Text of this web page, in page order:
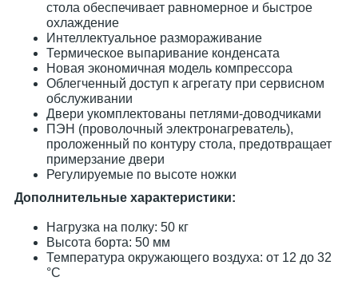
стола обеспечивает равномерное и быстрое
охлаждение
Интеллектуальное размораживание
Термическое выпаривание конденсата
Новая экономичная модель компрессора
Облегченный доступ к агрегату при сервисном
обслуживании
Двери укомплектованы петлями-доводчиками
ПЭН (проволочный электронагреватель),
проложенный по контуру стола, предотвращает
примерзание двери
Регулируемые по высоте ножки
Дополнительные характеристики:
Нагрузка на полку: 50 кг
Высота борта: 50 мм
Температура окружающего воздуха: от 12 до 32
°C